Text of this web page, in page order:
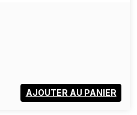
AJOUTER AU PANIER